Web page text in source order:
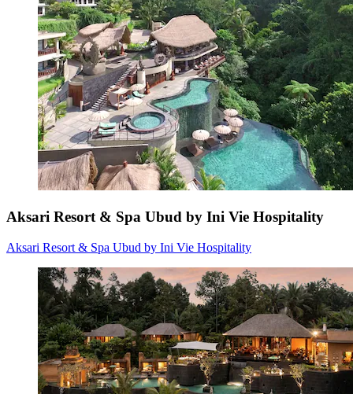
Aksari Resort & Spa Ubud by Ini Vie Hospitality
Aksari Resort & Spa Ubud by Ini Vie Hospitality